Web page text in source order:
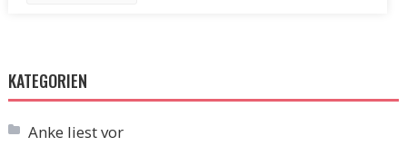
KATEGORIEN
Anke liest vor